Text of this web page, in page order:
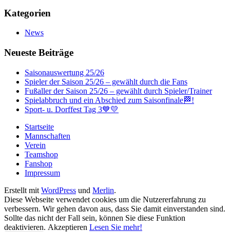
Kategorien
News
Neueste Beiträge
Saisonauswertung 25/26
Spieler der Saison 25/26 – gewählt durch die Fans
Fußaller der Saison 25/26 – gewählt durch Spieler/Trainer
Spielabbruch und ein Abschied zum Saisonfinale🏁!
Sport- u. Dorffest Tag 3💙💛
Startseite
Mannschaften
Verein
Teamshop
Fanshop
Impressum
Erstellt mit WordPress und Merlin.
Diese Webseite verwendet cookies um die Nutzererfahrung zu
verbessern. Wir gehen davon aus, dass Sie damit einverstanden sind.
Sollte das nicht der Fall sein, können Sie diese Funktion
deaktivieren. Akzeptieren Lesen Sie mehr!